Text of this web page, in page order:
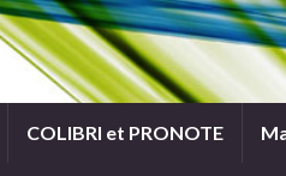
COLIBRI et PRONOTE